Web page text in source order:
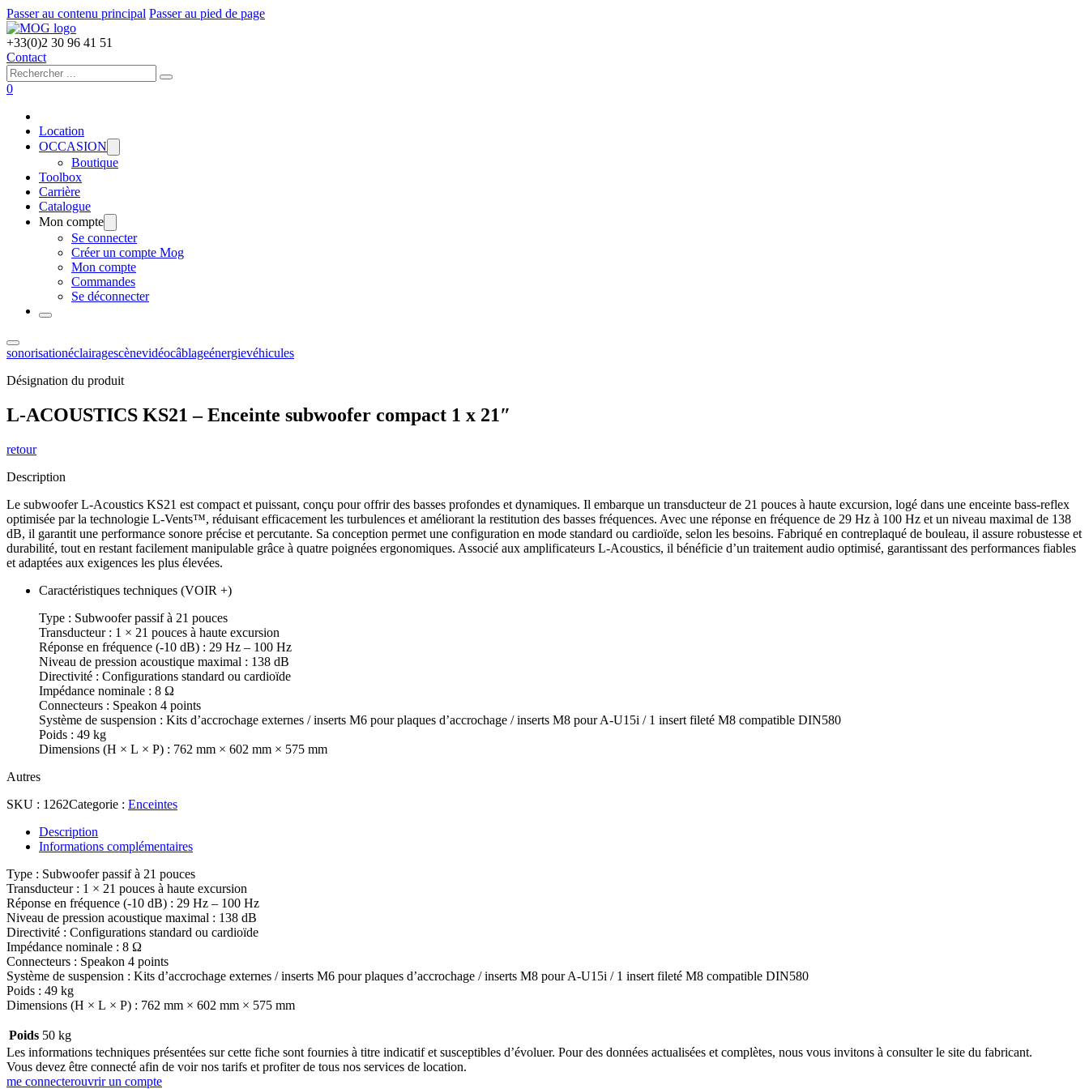
Passer au contenu principal Passer au pied de page
+33(0)2 30 96 41 51
Contact
Rechercher
0
Location
OCCASION
Boutique
Toolbox
Carrière
Catalogue
Mon compte
Se connecter
Créer un compte Mog
Mon compte
Commandes
Se déconnecter
sonorisationéclairagescènevidéocâblageénergievéhicules
Désignation du produit
L-ACOUSTICS KS21 – Enceinte subwoofer compact 1 x 21″
retour
Description
Le subwoofer L-Acoustics KS21 est compact et puissant, conçu pour offrir des basses profondes et dynamiques. Il embarque un transducteur de 21 pouces à haute excursion, logé dans une enceinte bass-reflex
optimisée par la technologie L-Vents™, réduisant efficacement les turbulences et améliorant la restitution des basses fréquences. Avec une réponse en fréquence de 29 Hz à 100 Hz et un niveau maximal de 138
dB, il garantit une performance sonore précise et percutante. Sa conception permet une configuration en mode standard ou cardioïde, selon les besoins. Fabriqué en contreplaqué de bouleau, il assure robustesse et
durabilité, tout en restant facilement manipulable grâce à quatre poignées ergonomiques. Associé aux amplificateurs L-Acoustics, il bénéficie d’un traitement audio optimisé, garantissant des performances fiables
et adaptées aux exigences les plus élevées.
Caractéristiques techniques (VOIR +)
Type : Subwoofer passif à 21 pouces
Transducteur : 1 × 21 pouces à haute excursion
Réponse en fréquence (-10 dB) : 29 Hz – 100 Hz
Niveau de pression acoustique maximal : 138 dB
Directivité : Configurations standard ou cardioïde
Impédance nominale : 8 Ω
Connecteurs : Speakon 4 points
Système de suspension : Kits d’accrochage externes / inserts M6 pour plaques d’accrochage / inserts M8 pour A-U15i / 1 insert fileté M8 compatible DIN580
Poids : 49 kg
Dimensions (H × L × P) : 762 mm × 602 mm × 575 mm
Autres
SKU : 1262Categorie : Enceintes
Description
Informations complémentaires
Type : Subwoofer passif à 21 pouces
Transducteur : 1 × 21 pouces à haute excursion
Réponse en fréquence (-10 dB) : 29 Hz – 100 Hz
Niveau de pression acoustique maximal : 138 dB
Directivité : Configurations standard ou cardioïde
Impédance nominale : 8 Ω
Connecteurs : Speakon 4 points
Système de suspension : Kits d’accrochage externes / inserts M6 pour plaques d’accrochage / inserts M8 pour A-U15i / 1 insert fileté M8 compatible DIN580
Poids : 49 kg
Dimensions (H × L × P) : 762 mm × 602 mm × 575 mm
Poids 50 kg
Les informations techniques présentées sur cette fiche sont fournies à titre indicatif et susceptibles d’évoluer. Pour des données actualisées et complètes, nous vous invitons à consulter le site du fabricant.
Vous devez être connecté afin de voir nos tarifs et profiter de tous nos services de location.
me connecterouvrir un compte